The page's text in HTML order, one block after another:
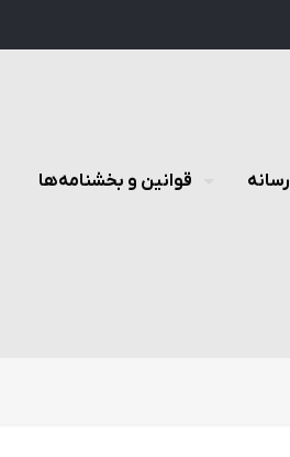
رسانه قوانین و بخشنامه‌ها